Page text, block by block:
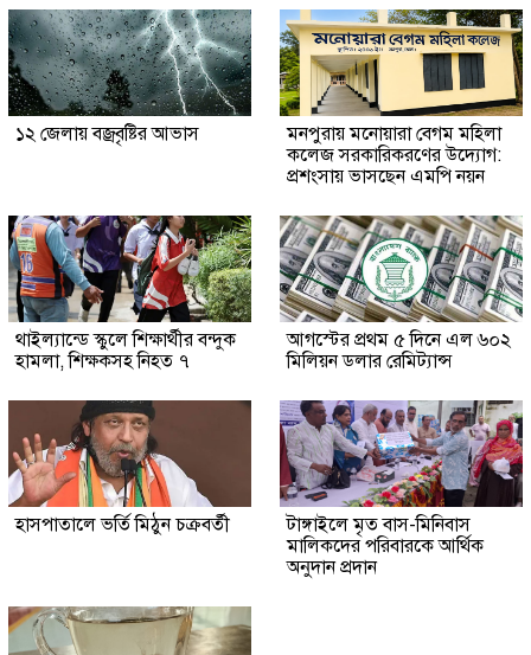
১২ জেলায় বজ্রবৃষ্টির আভাস
মনপুরায় মনোয়ারা বেগম মহিলা
কলেজ সরকারিকরণের উদ্যোগ:
প্রশংসায় ভাসছেন এমপি নয়ন
থাইল্যান্ডে স্কুলে শিক্ষার্থীর বন্দুক
হামলা, শিক্ষকসহ নিহত ৭
আগস্টের প্রথম ৫ দিনে এল ৬০২
মিলিয়ন ডলার রেমিট্যান্স
হাসপাতালে ভর্তি মিঠুন চক্রবর্তী
টাঙ্গাইলে মৃত বাস-মিনিবাস
মালিকদের পরিবারকে আর্থিক
অনুদান প্রদান